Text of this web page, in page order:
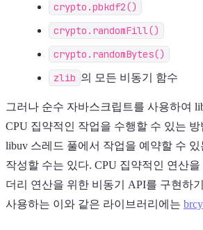
crypto.pbkdf2()
crypto.randomFill()
crypto.randomBytes()
zlib 의 모든 비동기 함수
그러나 순수 자바스크립트를 사용하여
CPU 집약적인 작업을 수행할 수 있는
libuv 스레드 풀에서 작업을 예약할 수 있
작성할 수는 있다. CPU 집약적인 연산
더리 연산을 위한 비동기 API를 구현하
사용하는 이와 같은 라이브러리에는